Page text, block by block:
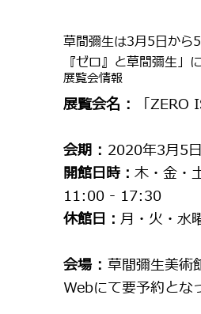
草間彌生は3月5日から
『ゼロ』と草間彌生」
展覧会情報
展覧会名 : 「
会期 : 2020年3月5
開館日時： 木・金・
11:00 - 17:30
休館日： 月・火・水
会場 : 草間彌生美術
Webにて要予約とな